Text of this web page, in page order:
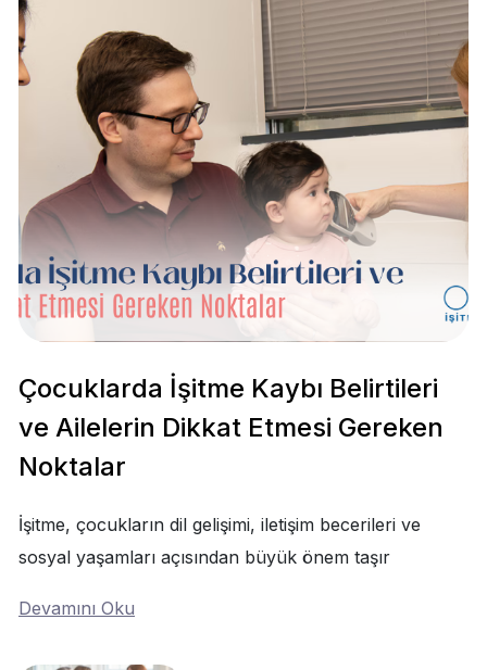
Çocuklarda İşitme Kaybı Belirtileri
ve Ailelerin Dikkat Etmesi Gereken
Noktalar
İşitme, çocukların dil gelişimi, iletişim becerileri ve
sosyal yaşamları açısından büyük önem taşır
Devamını Oku